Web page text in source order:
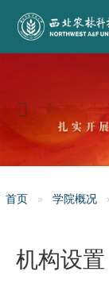
首页 学院概况
机构设置